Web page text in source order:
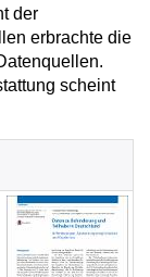
der
erbrachte die
scheint